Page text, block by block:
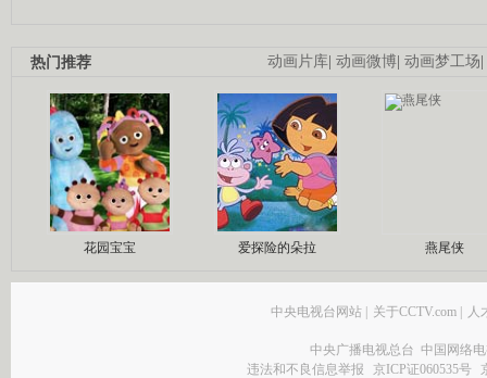
动画片库| 动画微博| 动画梦工场|
热门推荐
花园宝宝 爱探险的朵拉 燕尾侠
中央电视台网站 | 关于CCTV.com | 人
中央广播电视总台 中国网络
违法和不良信息举报
京ICP证060535号